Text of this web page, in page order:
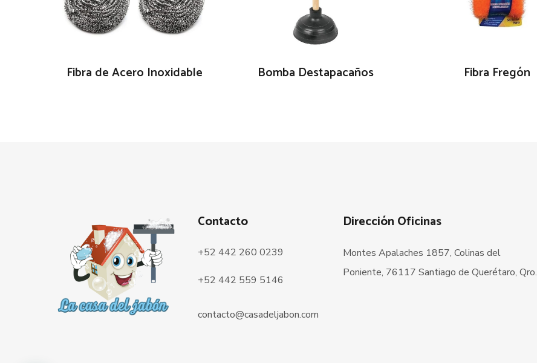
Fibra de Acero Inoxidable Bomba Destapacaños Fibra Fregón
Contacto
+52 442 260 0239
+52 442 559 5146
contacto@casadeljabon.com
Dirección Oficinas
Montes Apalaches 1857, Colinas del
Poniente, 76117 Santiago de Querétaro, Qro.